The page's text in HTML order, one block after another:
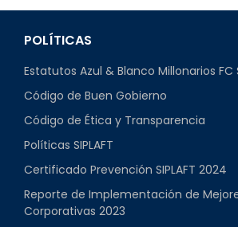
POLÍTICAS
Estatutos Azul & Blanco Millonarios FC
Código de Buen Gobierno
Código de Ética y Transparencia
Políticas SIPLAFT
Certificado Prevención SIPLAFT 2024
Reporte de Implementación de
Corporativas 2023